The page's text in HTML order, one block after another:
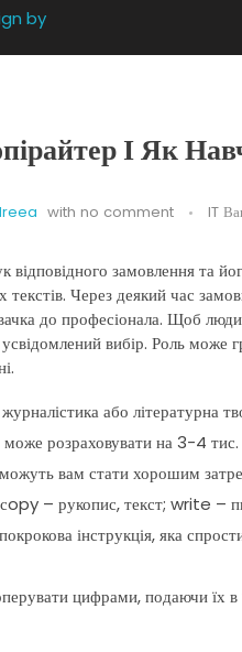
І Як
with no comment IT
замовлення та
текстів. Через деякий час
до професіонала. Щоб
усвідомлений вибір. Роль
або літературна
розраховувати на 3-4 тис.
вам стати хорошим
– рукопис, текст; write –
інструкція, яка
цифрами, подаючи їх